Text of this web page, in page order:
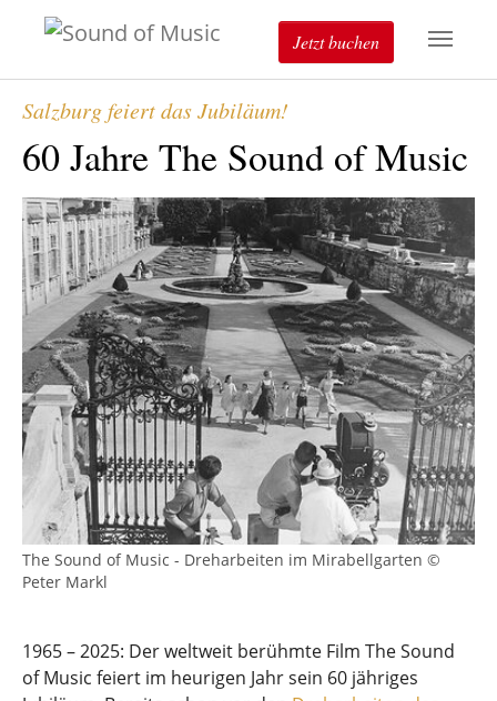
Jetzt buchen
Salzburg feiert das Jubiläum!
60 Jahre The Sound of Music
The Sound of Music - Dreharbeiten im Mirabellgarten ©
Peter Markl
1965 – 2025: Der weltweit berühmte Film The Sound
of Music feiert im heurigen Jahr sein 60 jähriges